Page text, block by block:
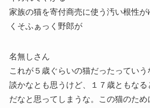
家族の猫を寄付商売に使う汚い根性が
くそふぁっく野郎が
名無しさん
これが５歳ぐらいの猫だったってい
談かなとも思うけど、１７歳ともな
だなと思ってしまうな。この猫のため